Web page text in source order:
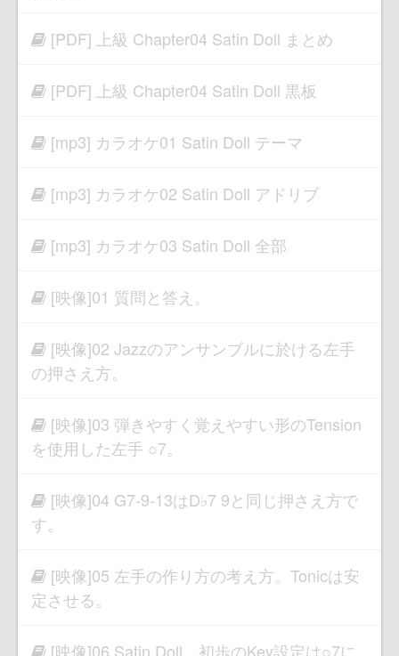
[PDF] 上級 Chapter04 Satin Doll まとめ
[PDF] 上級 Chapter04 Satin Doll 黒板
[mp3] カラオケ01 Satin Doll テーマ
[mp3] カラオケ02 Satin Doll アドリブ
[mp3] カラオケ03 Satin Doll 全部
[映像]01 質問と答え。
[映像]02 Jazzのアンサンブルに於ける左手
の押さえ方。
[映像]03 弾きやすく覚えやすい形のTension
を使用した左手 ○7。
[映像]04 G7-9-13はD♭7 9と同じ押さえ方で
す。
[映像]05 左手の作り方の考え方。Tonicは安
定させる。
[映像]06 Satin Doll。初歩のKey設定は○7に